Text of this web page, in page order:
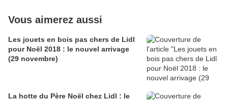
Vous aimerez aussi
Les jouets en bois pas chers de Lidl
pour Noël 2018 : le nouvel arrivage
(29 novembre)
La hotte du Père Noël chez Lidl : le